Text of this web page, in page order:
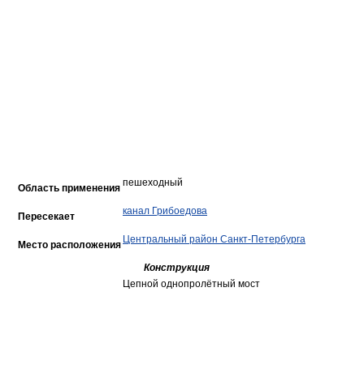
Область применения пешеходный
Пересекает канал Грибоедова
Место расположения Центральный район Санкт-Петербурга
Конструкция
Цепной однопролётный мост